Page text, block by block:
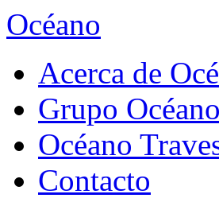
Océano
Acerca de
Grupo Océano
Océano
Contacto